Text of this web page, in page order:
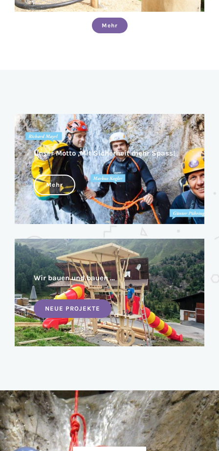
Mehr
Unser Motto ‚Mit Sicherheit mehr Spass!
Mehr
Wir bauen und bauen …
NEUE PROJEKTE